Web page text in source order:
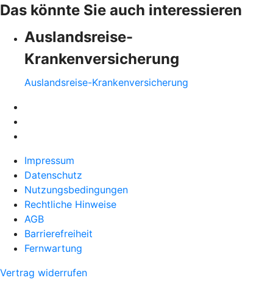
Das könnte Sie auch interessieren
Auslandsreise-
Krankenversicherung
Auslandsreise-Krankenversicherung
Impressum
Datenschutz
Nutzungsbedingungen
Rechtliche Hinweise
AGB
Barrierefreiheit
Fernwartung
Vertrag widerrufen